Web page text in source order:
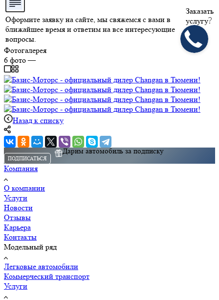
Оформите заявку на сайте, мы свяжемся с вами в
ближайшее время и ответим на все интересующие
вопросы.
Заказать
услугу
Фотогалерея
6 фото—
Назад к списку
Дарим автомобиль за подписку
ПОДПИСАТЬСЯ
Компания
О компании
Услуги
Новости
Отзывы
Карьера
Контакты
Модельный ряд
Легковые автомобили
Коммерческий транспорт
Услуги